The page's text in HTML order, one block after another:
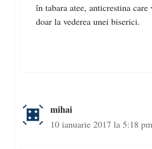
în tabara atee, anticrestina care
doar la vederea unei biserici.
mihai
10 ianuarie 2017 la 5:18 pm